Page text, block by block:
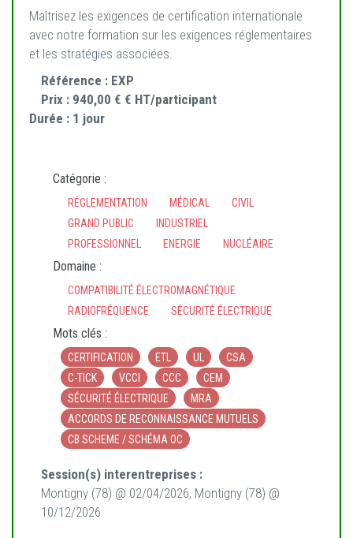
Maîtrisez les exigences de certification internationale
avec notre formation sur les exigences réglementaires
et les stratégies associées.
Référence : EXP
Prix : 940,00 € € HT/participant
Durée : 1 jour
Catégorie :
RÉGLEMENTATION MÉDICAL
CIVIL
GRAND PUBLIC
INDUSTRIEL
PROFESSIONNEL
ENERGIE NUCLÉAIRE
Domaine :
COMPATIBILITÉ ÉLECTROMAGNÉTIQUE
RADIOFRÉQUENCE
SÉCURITÉ ÉLECTRIQUE
Mots clés :
CERTIFICATION ETL UL
CSA
C-TICK
VCCI CCC
CEM
SÉCURITÉ ÉLECTRIQUE
MRA
ACCORDS DE RECONNAISSANCE MUTUELS
CB SCHEME / SCHÉMA OC
Session(s) interentreprises :
Montigny (78) @ 02/04/2026, Montigny (78) @
10/12/2026